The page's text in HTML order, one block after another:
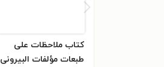
کتاب ملاحظات علی
طبعات مؤلفات البیرونی